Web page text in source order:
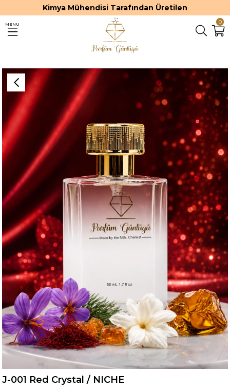
Kimya Mühendisi Tarafından Üretilen
0
MENU
J-001 Red Crystal / NICHE